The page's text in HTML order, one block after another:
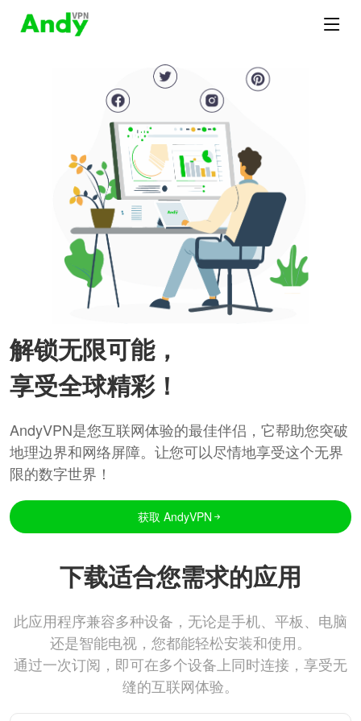
解锁无限可能，
享受全球精彩！
AndyVPN是您互联网体验的最佳伴侣，它帮助您突破
地理边界和网络屏障。让您可以尽情地享受这个无界
限的数字世界！
获取 AndyVPN
下载适合您需求的应用
此应用程序兼容多种设备，无论是手机、平板、电脑
还是智能电视，您都能轻松安装和使用。
通过一次订阅，即可在多个设备上同时连接，享受无
缝的互联网体验。